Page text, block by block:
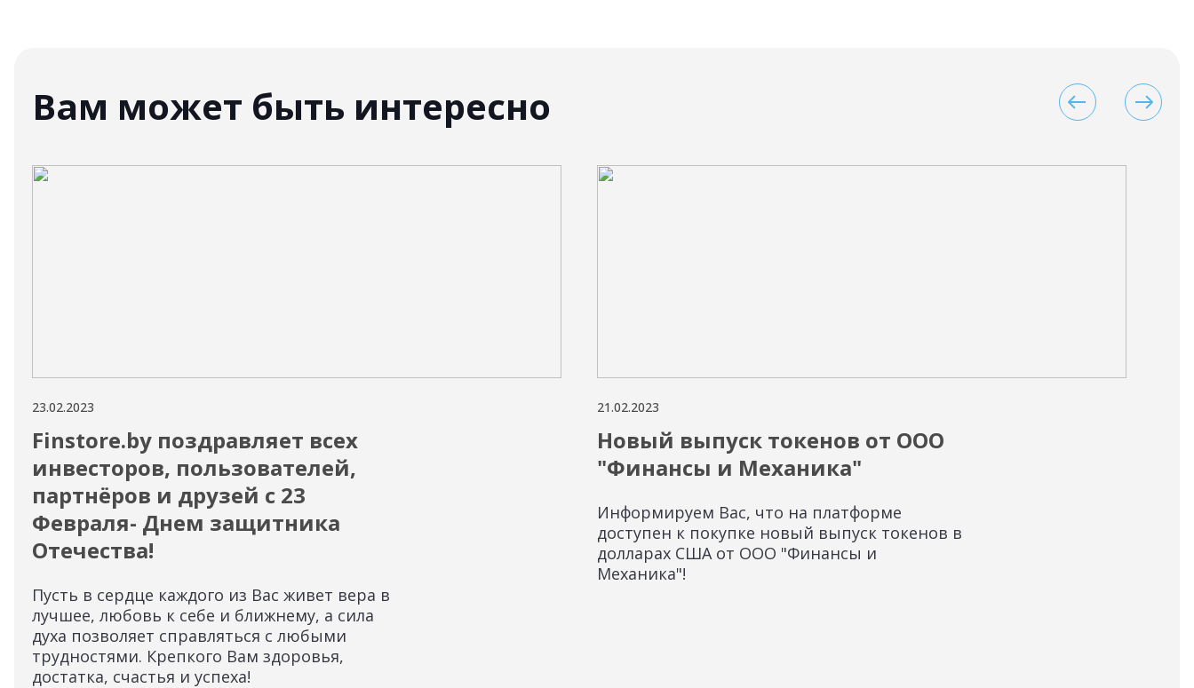
Вам может быть интересно
23.02.2023
Finstore.by поздравляет всех
инвесторов, пользователей,
партнёров и друзей с 23
Февраля- Днем защитника
Отечества!
Пусть в сердце каждого из Вас живет вера в
лучшее, любовь к себе и ближнему, а сила
духа позволяет справляться с любыми
трудностями. Крепкого Вам здоровья,
достатка, счастья и успеха!
21.02.2023
Новый выпуск токенов от ООО
"Финансы и Механика"
Информируем Вас, что на платформе
доступен к покупке новый выпуск токенов в
долларах США от ООО "Финансы и
Механика"!